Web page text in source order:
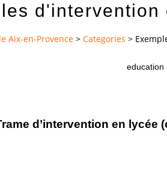
d'intervention
Aix-en-Provence > Categories >
education
d’intervention en lycée